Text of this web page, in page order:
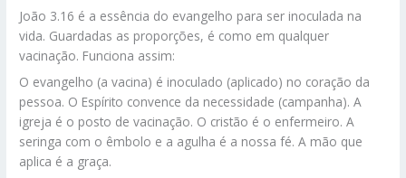
João 3.16 é a essência do evangelho para ser inoculada na
vida. Guardadas as proporções, é como em qualquer
vacinação. Funciona assim:
O evangelho (a vacina) é inoculado (aplicado) no coração da
pessoa. O Espírito convence da necessidade (campanha). A
igreja é o posto de vacinação. O cristão é o enfermeiro. A
seringa com o êmbolo e a agulha é a nossa fé. A mão que
aplica é a graça.